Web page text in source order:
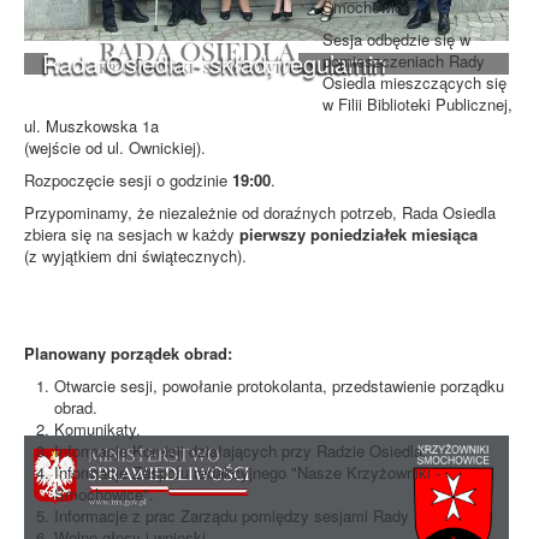
Rada Osiedla - skład, regulamin
Smochowice.
Sesja odbędzie się w
pomieszczeniach Rady
Osiedla mieszczących się
w Filii Biblioteki Publicznej,
ul. Muszkowska 1a
(wejście od ul. Ownickiej).
Rozpoczęcie sesji o godzinie 19:00.
Przypominamy, że niezależnie od doraźnych potrzeb, Rada Osiedla
zbiera się na sesjach w każdy pierwszy poniedziałek miesiąca
(z wyjątkiem dni świątecznych).
Planowany porządek obrad:
Otwarcie sesji, powołanie protokolanta, przedstawienie porządku
obrad.
Komunikaty.
Informacje Komisji działających przy Radzie Osiedla.
Informacje Zespołu redakcyjnego "Nasze Krzyżowniki -
Smochowice".
Informacje z prac Zarządu pomiędzy sesjami Rady